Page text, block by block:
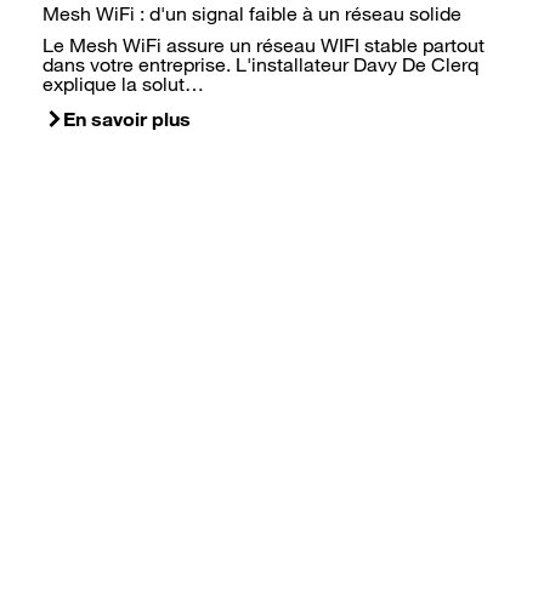
Mesh WiFi : d'un signal faible à un réseau solide
Le Mesh WiFi assure un réseau WIFI stable partout
dans votre entreprise. L'installateur Davy De Clerq
explique la solut…
En savoir plus